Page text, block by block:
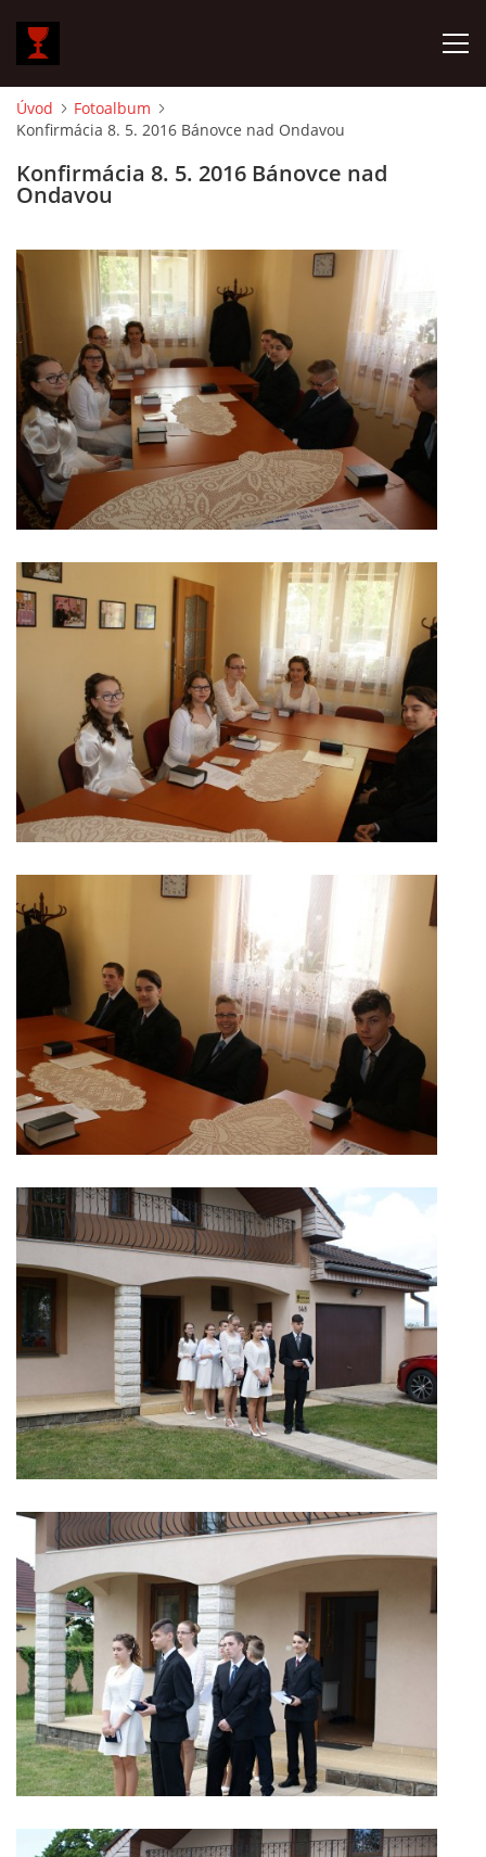
ÚVOD
O NÁS
HISTÓRIA ZBORU
AKTIVITY
OZNAMY
KÁZNE
VIDEO KÁZNE
SPEVOKOL
KONTAKT
© 2026 eStránky.sk
Úvod
Fotoalbum
Konfirmácia 8. 5. 2016 Bánovce nad Ondavou
Konfirmácia 8. 5. 2016 Bánovce nad
Ondavou